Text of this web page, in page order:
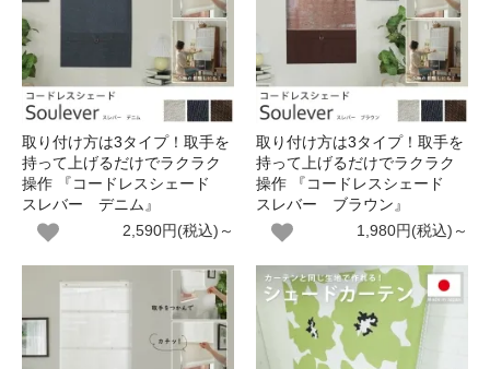
取り付け方は3タイプ！取手を
持って上げるだけでラクラク
操作 『コードレスシェード
スレバー デニム』
2,590円(税込)～
取り付け方は3タイプ！取手を
持って上げるだけでラクラク
操作 『コードレスシェード
スレバー ブラウン』
1,980円(税込)～